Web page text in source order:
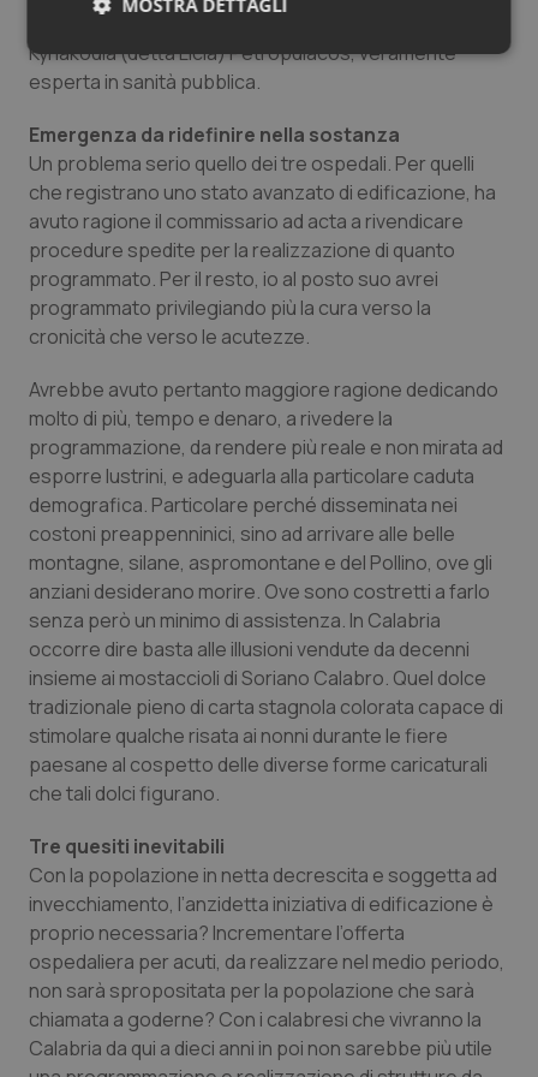
Kyriakoula (detta Licia) Petropulacos, veramente
esperta in sanità pubblica.
Emergenza da ridefinire nella sostanza
Un problema serio quello dei tre ospedali. Per quelli
che registrano uno stato avanzato di edificazione, ha
avuto ragione il commissario ad acta a rivendicare
procedure spedite per la realizzazione di quanto
programmato. Per il resto, io al posto suo avrei
programmato privilegiando più la cura verso la
cronicità che verso le acutezze.
Avrebbe avuto pertanto maggiore ragione dedicando
molto di più, tempo e denaro, a rivedere la
programmazione, da rendere più reale e non mirata ad
esporre lustrini, e adeguarla alla particolare caduta
demografica. Particolare perché disseminata nei
costoni preappenninici, sino ad arrivare alle belle
montagne, silane, aspromontane e del Pollino, ove gli
anziani desiderano morire. Ove sono costretti a farlo
senza però un minimo di assistenza. In Calabria
occorre dire basta alle illusioni vendute da decenni
insieme ai mostaccioli di Soriano Calabro. Quel dolce
tradizionale pieno di carta stagnola colorata capace di
stimolare qualche risata ai nonni durante le fiere
paesane al cospetto delle diverse forme caricaturali
che tali dolci figurano.
Tre quesiti inevitabili
Con la popolazione in netta decrescita e soggetta ad
invecchiamento, l’anzidetta iniziativa di edificazione è
proprio necessaria? Incrementare l’offerta
ospedaliera per acuti, da realizzare nel medio periodo,
non sarà spropositata per la popolazione che sarà
chiamata a goderne? Con i calabresi che vivranno la
Calabria da qui a dieci anni in poi non sarebbe più utile
MOSTRA DETTAGLI
Necessari Statistici Marketing
Necessari Statistici Marketing
I cookie necessari contribuiscono a rendere fruibile il
sito web abilitandone funzionalità di base quali la
navigazione sulle pagine e l'accesso alle aree
protette del sito. Il sito web non è in grado di
funzionare correttamente senza questi cookie.
Nome
Fornitore / Dominio
VISITOR_PRIVACY_METADATA
YouTube
.youtube.com
CookieScriptConsent